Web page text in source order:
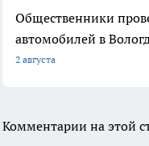
Общественники
автомобилей в
2 августа
Комментарии на этой